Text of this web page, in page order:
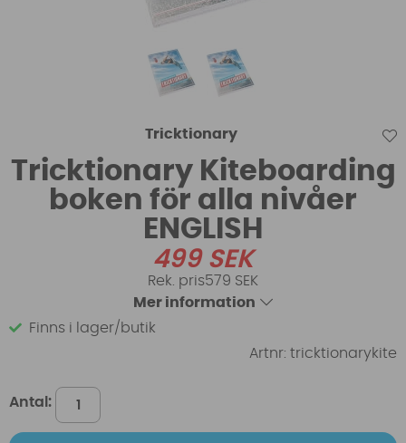
Tricktionary
Tricktionary Kiteboarding
boken för alla nivåer
ENGLISH
499SEK
579 SEK
Mer information
Finns i lager/butik
Artnr: tricktionarykite
Antal: